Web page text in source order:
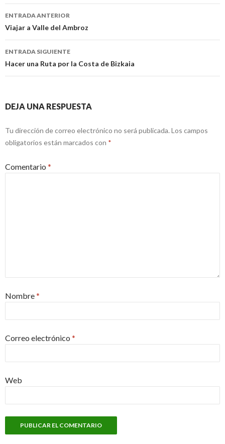
Navegación
de
entradas
ENTRADA ANTERIOR
Viajar a Valle del Ambroz
ENTRADA SIGUIENTE
Hacer una Ruta por la Costa de Bizkaia
DEJA UNA RESPUESTA
Tu dirección de correo electrónico no será publicada. Los campos
obligatorios están marcados con *
Comentario *
Nombre*
Correo electrónico *
Web